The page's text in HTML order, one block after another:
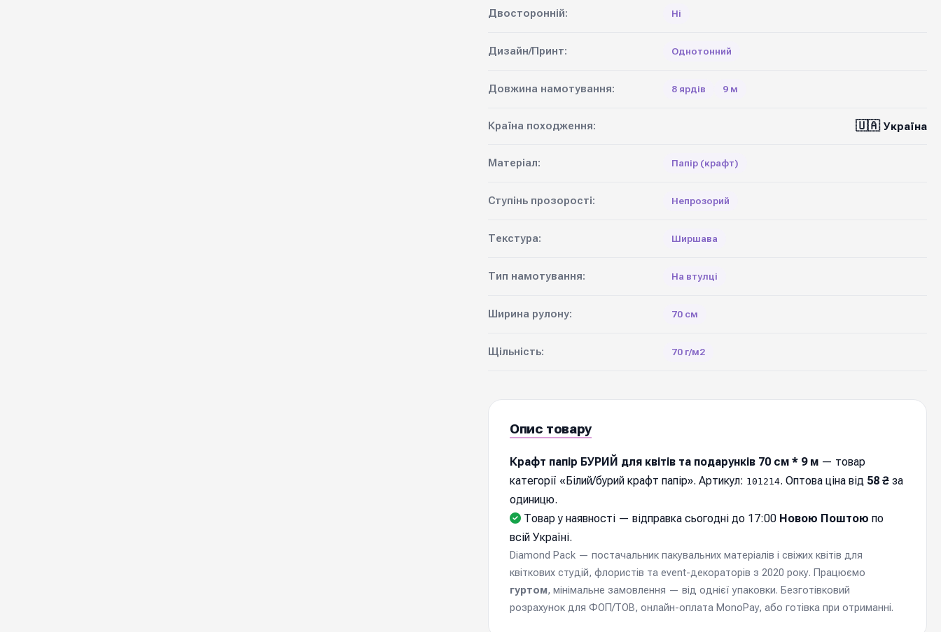
Двосторонній: Ні
Дизайн/Принт: Однотонний
Довжина намотування: 8 ярдів 9 м
Країна походження: 🇺🇦 Україна
Матеріал: Папір (крафт)
Ступінь прозорості: Непрозорий
Текстура: Ширшава
Тип намотування: На втулці
Ширина рулону: 70 см
Щільність: 70 г/м2
Опис товару
Крафт папір БУРИЙ для квітів та подарунків 70 см * 9 м — товар
категорії «Білий/бурий крафт папір». Артикул: 101214. Оптова ціна від 58 ₴ за
одиницю.
Товар у наявності — відправка cьогодні до 17:00 Новою Поштою по
всій Україні.
Diamond Pack — постачальник пакувальних матеріалів і свіжих квітів для
квіткових студій, флористів та event-декораторів з 2020 року. Працюємо
гуртом, мінімальне замовлення — від однієї упаковки. Безготівковий
розрахунок для ФОП/ТОВ, онлайн-оплата MonoPay, або готівка при отриманні.